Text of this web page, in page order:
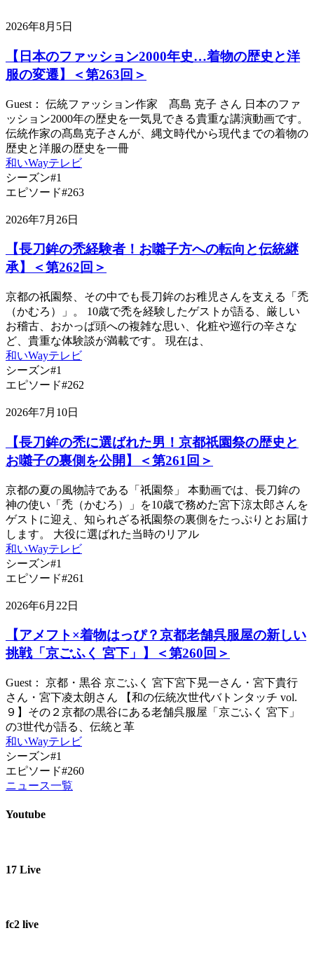
2026年8月5日
【日本のファッション2000年史…着物の歴史と洋
服の変遷】＜第263回＞
Guest： 伝統ファッション作家 髙島 克子 さん 日本のファ
ッション2000年の歴史を一気見できる貴重な講演動画です。
伝統作家の髙島克子さんが、縄文時代から現代までの着物の
歴史と洋服の歴史を一冊
和いWayテレビ
シーズン#1
エピソード#263
2026年7月26日
【長刀鉾の禿経験者！お囃子方への転向と伝統継
承】＜第262回＞
京都の祇園祭、その中でも長刀鉾のお稚児さんを支える「禿
（かむろ）」。 10歳で禿を経験したゲストが語る、厳しい
お稽古、おかっぱ頭への複雑な思い、化粧や巡行の辛さな
ど、貴重な体験談が満載です。 現在は、
和いWayテレビ
シーズン#1
エピソード#262
2026年7月10日
【長刀鉾の禿に選ばれた男！京都祇園祭の歴史と
お囃子の裏側を公開】＜第261回＞
京都の夏の風物詩である「祇園祭」 本動画では、長刀鉾の
神の使い「禿（かむろ）」を10歳で務めた宮下涼太郎さんを
ゲストに迎え、知られざる祇園祭の裏側をたっぷりとお届け
します。 大役に選ばれた当時のリアル
和いWayテレビ
シーズン#1
エピソード#261
2026年6月22日
【アメフト×着物はっぴ？京都老舗呉服屋の新しい
挑戦「京ごふく 宮下」】＜第260回＞
Guest： 京都・黒谷 京ごふく 宮下宮下晃一さん・宮下貴行
さん・宮下凌太朗さん 【和の伝統次世代バトンタッチ vol.
９】その２京都の黒谷にある老舗呉服屋「京ごふく 宮下」
の3世代が語る、伝統と革
和いWayテレビ
シーズン#1
エピソード#260
ニュース一覧
Youtube
17 Live
fc2 live